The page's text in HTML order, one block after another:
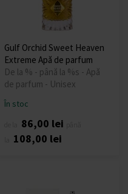
Gulf Orchid Sweet Heaven
Extreme Apă de parfum
De la % - până la %s - Apă
de parfum - Unisex
În stoc
86,00 lei
108,00 lei